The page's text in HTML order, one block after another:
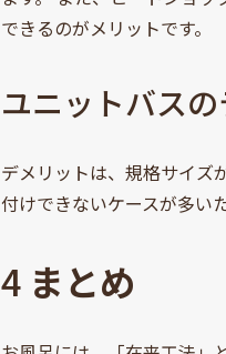
できるのがメリットです。
ユニットバス
デメリットは、規格サイズ
付けできないケースが多い
4 まとめ